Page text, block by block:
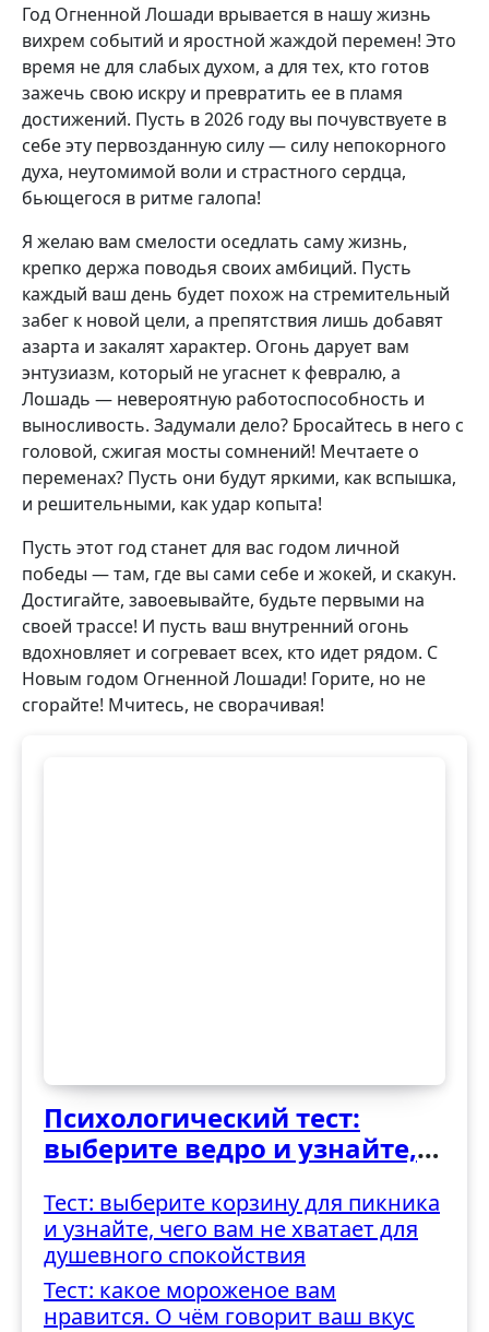
Год Огненной Лошади врывается в нашу жизнь
вихрем событий и яростной жаждой перемен! Это
время не для слабых духом, а для тех, кто готов
зажечь свою искру и превратить ее в пламя
достижений. Пусть в 2026 году вы почувствуете в
себе эту первозданную силу — силу непокорного
духа, неутомимой воли и страстного сердца,
бьющегося в ритме галопа!
Я желаю вам смелости оседлать саму жизнь,
крепко держа поводья своих амбиций. Пусть
каждый ваш день будет похож на стремительный
забег к новой цели, а препятствия лишь добавят
азарта и закалят характер. Огонь дарует вам
энтузиазм, который не угаснет к февралю, а
Лошадь — невероятную работоспособность и
выносливость. Задумали дело? Бросайтесь в него с
головой, сжигая мосты сомнений! Мечтаете о
переменах? Пусть они будут яркими, как вспышка,
и решительными, как удар копыта!
Пусть этот год станет для вас годом личной
победы — там, где вы сами себе и жокей, и скакун.
Достигайте, завоевывайте, будьте первыми на
своей трассе! И пусть ваш внутренний огонь
вдохновляет и согревает всех, кто идет рядом. С
Новым годом Огненной Лошади! Горите, но не
сгорайте! Мчитесь, не сворачивая!
Психологический тест:
выберите ведро и узнайте,
трудностями
Тест: выберите корзину для пикника
и узнайте, чего вам не хватает для
душевного спокойствия
Тест: какое мороженое вам
нравится. О чём говорит ваш вкус